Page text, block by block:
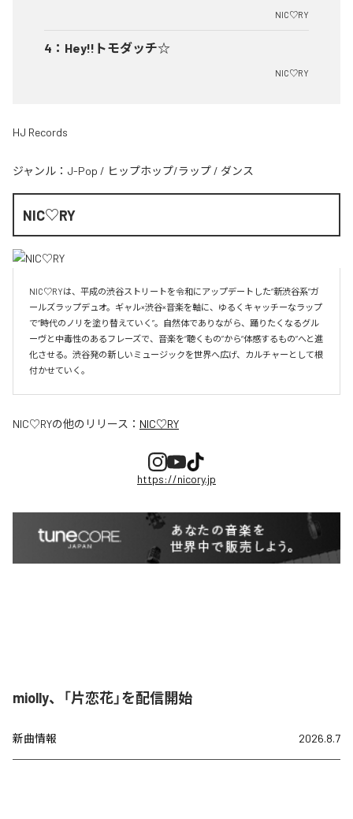
NIC♡RY
4 ： Hey!!トモダッチ☆
NIC♡RY
HJ Records
ジャンル： J-Pop / ヒップホップ/ラップ / ダンス
NIC♡RY
NIC♡RYは、平成の渋谷ストリートを令和にアップデートした“新渋谷系”ガ
ールズラップデュオ。ギャル×渋谷×音楽を軸に、ゆるくキャッチーなラップ
で“時代のノリを塗り替えていく”。自然体でありながら、踊りたくなるグル
ーヴと中毒性のあるフレーズで、音楽を“聴くもの”から“体感するもの”へと進
化させる。渋谷発の新しいミュージックを世界へ広げ、カルチャーとして根
付かせていく。
NIC♡RYの他のリリース： NIC♡RY
https://nicory.jp
miolly、「片恋花」を配信開始
新曲情報 2026.8.7